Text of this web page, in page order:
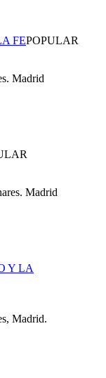
FEPOPULAR
Madrid
Madrid
Y LA
Madrid.